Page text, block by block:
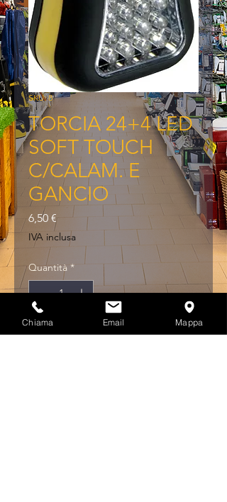
SKU: 8
TORCIA 24+4 LED
SOFT TOUCH
C/CALAM. E
GANCIO
6,50 € Prezzo
IVA inclusa
Quantità *
Aggiungi al carrello
Chiama Email Mappa